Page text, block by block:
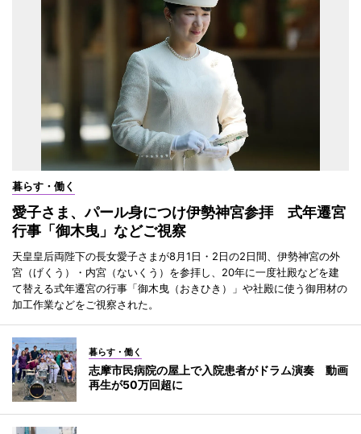
暮らす・働く
愛子さま、パール身につけ伊勢神宮参拝 式年遷宮
行事「御木曳」などご視察
天皇皇后両陛下の長女愛子さまが8月1日・2日の2日間、伊勢神宮の外
宮（げくう）・内宮（ないくう）を参拝し、20年に一度社殿などを建
て替える式年遷宮の行事「御木曳（おきひき）」や社殿に使う御用材の
加工作業などをご視察された。
暮らす・働く
志摩市民病院の屋上で入院患者がドラム演奏 動画
再生が50万回超に